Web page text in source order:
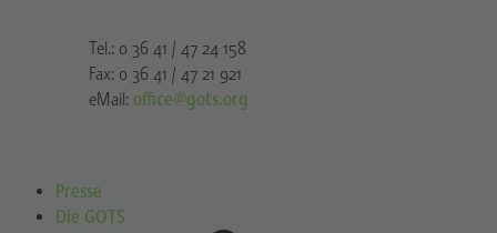
Tel.: 0 36 41 / 47 24 158
Fax: 0 36 41 / 47 21 921
eMail: office@gots.org
Presse
Die GOTS